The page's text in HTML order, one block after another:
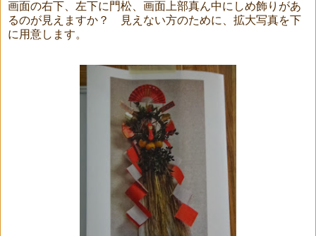
画面の右下、左下に門松、画面上部真ん中にしめ飾りがあ
るのが見えますか？ 見えない方のために、拡大写真を下
に用意します。